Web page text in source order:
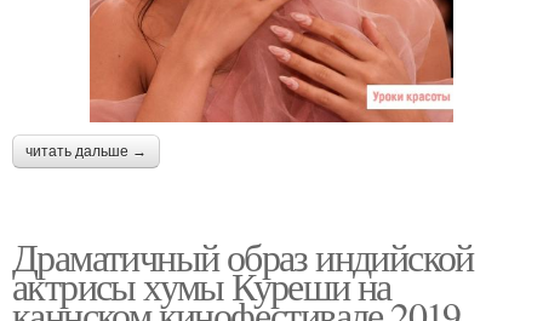
читать дальше →
Драматичный образ индийской
актрисы хумы Куреши на